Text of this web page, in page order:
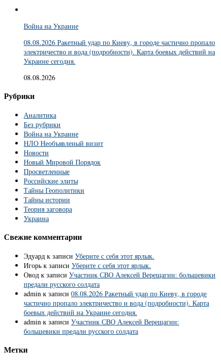
Война на Украине
08.08.2026 Ракетный удар по Киеву, в городе частично пропало
электричество и вода (подробности). Карта боевых действий на
Украине сегодня.
08.08.2026
Рубрики
Аналитика
Без рубрики
Война на Украине
НЛО Необъявленый визит
Новости
Новый Мировой Порядок
Просветленные
Российские элиты
Тайны Геополитики
Тайны истории
Теория заговора
Украина
Свежие комментарии
Эдуард к записи Уберите с себя этот ярлык.
Игорь к записи Уберите с себя этот ярлык.
Овод к записи Участник СВО Алексей Верещагин: большевики
предали русского солдата
admin к записи 08.08.2026 Ракетный удар по Киеву, в городе
частично пропало электричество и вода (подробности). Карта
боевых действий на Украине сегодня.
admin к записи Участник СВО Алексей Верещагин:
большевики предали русского солдата
Метки